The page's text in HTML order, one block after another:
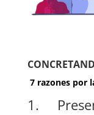
7 razones por
1.